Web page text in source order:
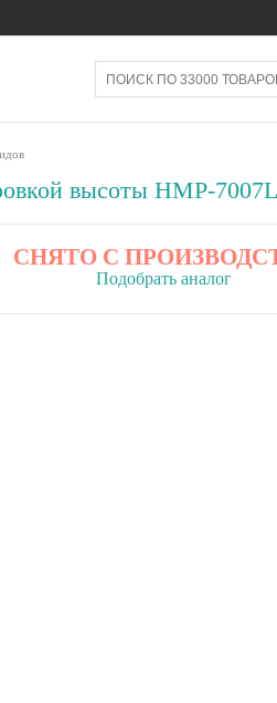
высоты HMP-7007L
СНЯТО С
Подобрать аналог